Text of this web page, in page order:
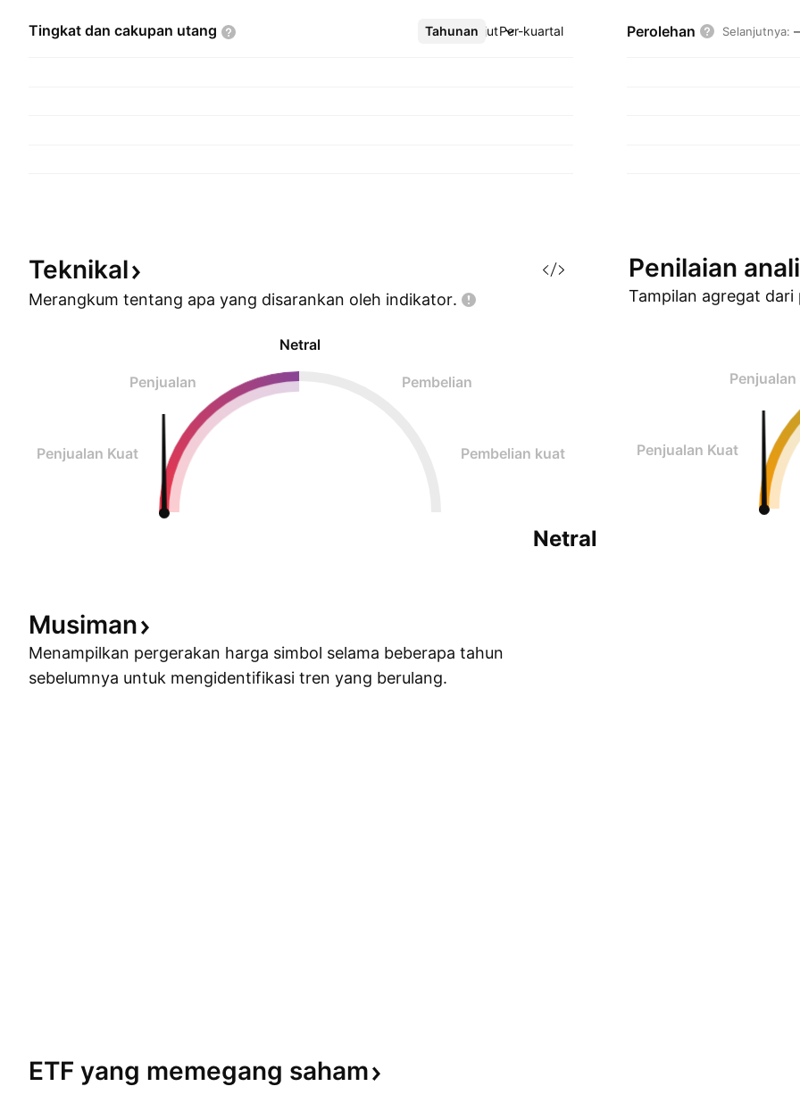
Tingkat dan cakupan utang Tahunan Per-kuartal
Lebih lanjut Perolehan Selanjutnya:
Teknikal
Merangkum tentang apa yang disarankan oleh indikator.
Netral
Penjualan Pembelian
Penjualan Kuat Pembelian kuat
Netral
Penilaian
Tampilan agregat dari
Penjualan
Penjualan Kuat
Musiman
Menampilkan pergerakan harga simbol selama beberapa tahun
sebelumnya untuk mengidentifikasi tren yang berulang.
ETF yang memegang saham